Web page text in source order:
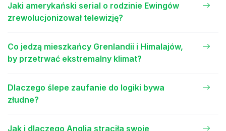
Jaki amerykański serial o rodzinie Ewingów
zrewolucjonizował telewizję?
Co jedzą mieszkańcy Grenlandii i Himalajów,
by przetrwać ekstremalny klimat?
Dlaczego ślepe zaufanie do logiki bywa
złudne?
Jak i dlaczego Anglia straciła swoje